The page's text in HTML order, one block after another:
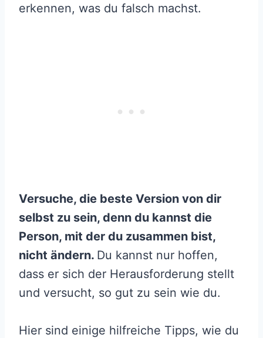
erkennen, was du falsch machst.
Versuche, die beste Version von dir
selbst zu sein, denn du kannst die
Person, mit der du zusammen bist,
nicht ändern. Du kannst nur hoffen,
dass er sich der Herausforderung stellt
und versucht, so gut zu sein wie du.
Hier sind einige hilfreiche Tipps, wie du